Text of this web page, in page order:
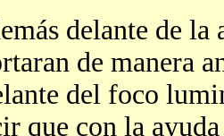
delante de la
de manera
del foco
que con la